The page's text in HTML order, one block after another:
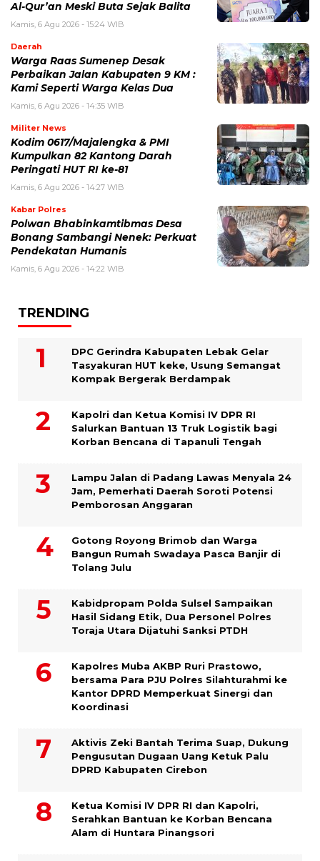
Al-Qur’an Meski Buta Sejak Balita
Kamis, 6 Agu 2026 - 15:24 WIB
Daerah
Warga Raas Sumenep Desak
Perbaikan Jalan Kabupaten 9 KM :
Kami Seperti Warga Kelas Dua
Kamis, 6 Agu 2026 - 14:35 WIB
Militer News
Kodim 0617/Majalengka & PMI
Kumpulkan 82 Kantong Darah
Peringati HUT RI ke-81
Kamis, 6 Agu 2026 - 14:27 WIB
Kabar Polres
Polwan Bhabinkamtibmas Desa
Bonang Sambangi Nenek: Perkuat
Pendekatan Humanis
Kamis, 6 Agu 2026 - 14:22 WIB
TRENDING
DPC Gerindra Kabupaten Lebak Gelar
Tasyakuran HUT keke, Usung Semangat
Kompak Bergerak Berdampak
Kapolri dan Ketua Komisi IV DPR RI
Salurkan Bantuan 13 Truk Logistik bagi
Korban Bencana di Tapanuli Tengah
Lampu Jalan di Padang Lawas Menyala 24
Jam, Pemerhati Daerah Soroti Potensi
Pemborosan Anggaran
Gotong Royong Brimob dan Warga
Bangun Rumah Swadaya Pasca Banjir di
Tolang Julu
Kabidpropam Polda Sulsel Sampaikan
Hasil Sidang Etik, Dua Personel Polres
Toraja Utara Dijatuhi Sanksi PTDH
Kapolres Muba AKBP Ruri Prastowo,
bersama Para PJU Polres Silahturahmi ke
Kantor DPRD Memperkuat Sinergi dan
Koordinasi
Aktivis Zeki Bantah Terima Suap, Dukung
Pengusutan Dugaan Uang Ketuk Palu
DPRD Kabupaten Cirebon
Ketua Komisi IV DPR RI dan Kapolri,
Serahkan Bantuan ke Korban Bencana
Alam di Huntara Pinangsori